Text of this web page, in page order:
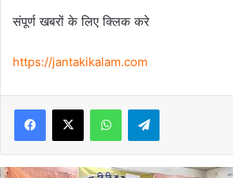
संपूर्ण खबरों के लिए क्लिक करे
https://jantakikalam.com
Facebook
X WhatsAppTelegram